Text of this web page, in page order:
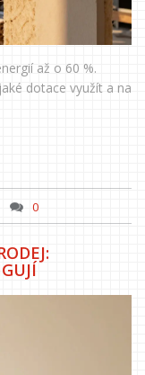
až o 60 %.
dotace využít a na
0